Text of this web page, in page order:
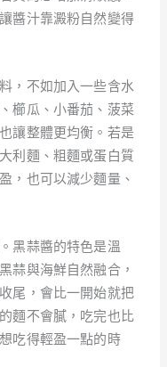
醬汁靠澱粉自然變得
，不如加入一些含水
櫛瓜、小番茄、菠菜
讓整體更均衡。若是
利麵、粗麵或蛋白質
，也可以減少麵量、
黑蒜醬的特色是溫
蒜與海鮮自然融合，
尾，會比一開始就把
麵不會膩，吃完也比
吃得輕盈一點的時